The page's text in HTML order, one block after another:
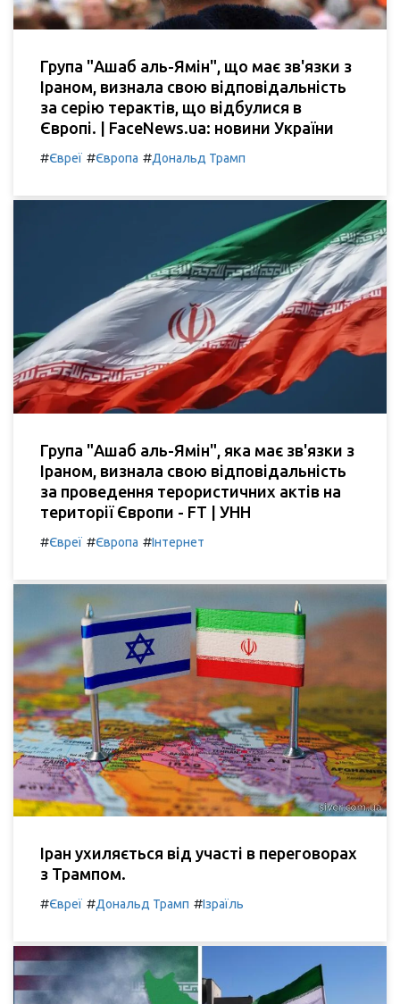
Група "Ашаб аль-Ямін", що має зв'язки з
Іраном, визнала свою відповідальність
за серію терактів, що відбулися в
Європі. | FaceNews.ua: новини України
#Євреї #Європа #Дональд Трамп
Група "Ашаб аль-Ямін", яка має зв'язки з
Іраном, визнала свою відповідальність
за проведення терористичних актів на
території Європи - FT | УНН
#Євреї #Європа #Інтернет
Іран ухиляється від участі в переговорах
з Трампом.
#Євреї #Дональд Трамп #Ізраїль